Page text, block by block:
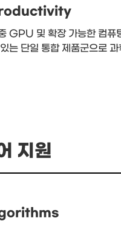
GPU 및 확장 가능한 컴퓨
는 단일 통합 제품군으로
지원